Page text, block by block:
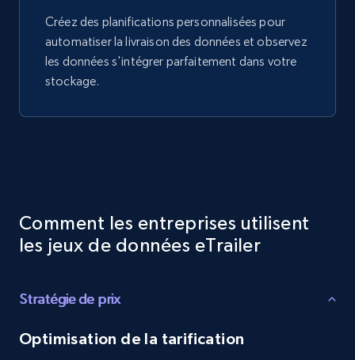
Créez des planifications personnalisées pour
automatiser la livraison des données et observez
les données s'intégrer parfaitement dans votre
stockage.
Comment les entreprises utilisent
les jeux de données eTrailer
Stratégie de prix
Optimisation de la tarification